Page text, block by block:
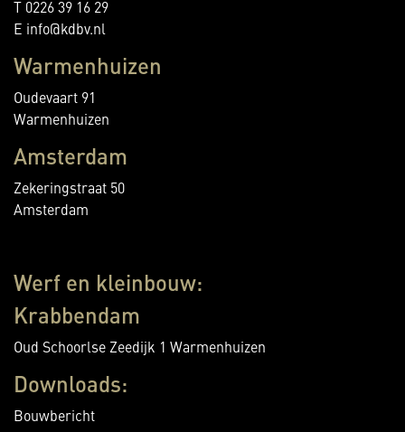
T 0226 39 16 29
E info@kdbv.nl
Warmenhuizen
Oudevaart 91
Warmenhuizen
Amsterdam
Zekeringstraat 50
Amsterdam
Werf en kleinbouw:
Krabbendam
Oud Schoorlse Zeedijk 1 Warmenhuizen
Downloads:
Bouwbericht